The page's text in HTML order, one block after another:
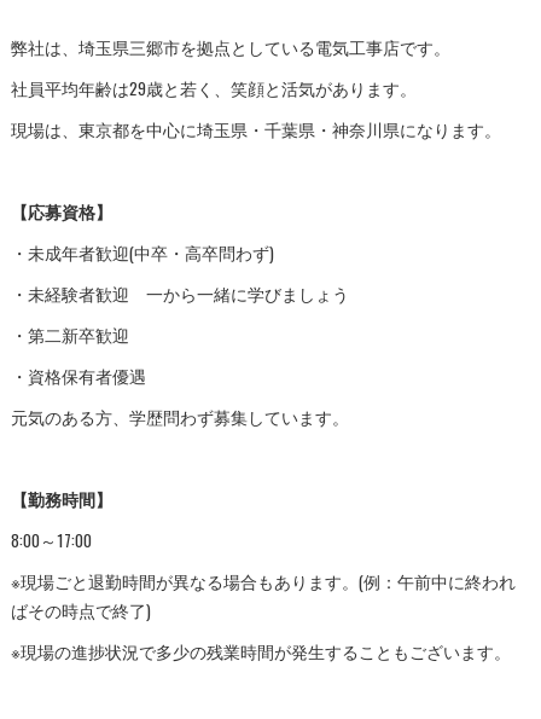
弊社は、埼玉県三郷市を拠点としている電気工事店です。
社員平均年齢は29歳と若く、笑顔と活気があります。
現場は、東京都を中心に埼玉県・千葉県・神奈川県になります。
【応募資格】
・未成年者歓迎(中卒・高卒問わず)
・未経験者歓迎 一から一緒に学びましょう
・第二新卒歓迎
・資格保有者優遇
元気のある方、学歴問わず募集しています。
【勤務時間】
8:00～17:00
※現場ごと退勤時間が異なる場合もあります。(例：午前中に終われ
ばその時点で終了)
※現場の進捗状況で多少の残業時間が発生することもございます。